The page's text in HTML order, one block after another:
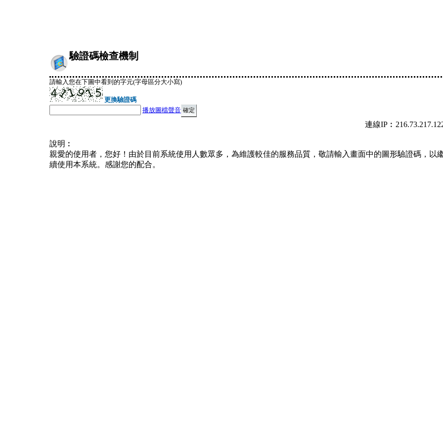
驗證碼檢查機制
請輸入您在下圖中看到的字元(字母區分大小寫)
更換驗證碼
播放圖檔聲音
連線
說明︰
親愛的使用者，您好！由於目前系統使用人數眾多，為維護較佳的服務品質，敬請輸入畫面中的圖形驗證碼，以
續使用本系統。感謝您的配合。